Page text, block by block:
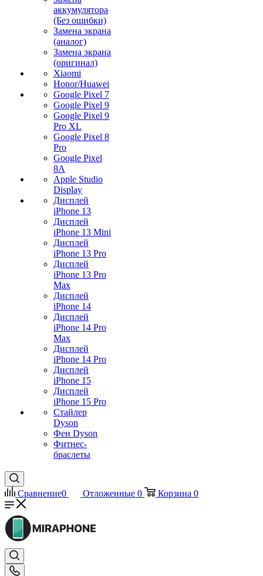
аккумулятора
(Без ошибки)
Замена экрана
(аналог)
Замена экрана
(оригинал)
Xiaomi
Honor/Huawei
Google Pixel 7
Google Pixel 9
Google Pixel 9
Pro XL
Google Pixel 8
Pro
Google Pixel
8A
Apple Studio
Display
Дисплей
iPhone 13
Дисплей
iPhone 13 Mini
Дисплей
iPhone 13 Pro
Дисплей
iPhone 13 Pro
Max
Дисплей
iPhone 14
Дисплей
iPhone 14 Pro
Max
Дисплей
iPhone 14 Pro
Дисплей
iPhone 15
Дисплей
iPhone 15 Pro
Стайлер
Dyson
Фен Dyson
Фитнес-
браслеты
Сравнение0 Отложенные 0 Корзина 0